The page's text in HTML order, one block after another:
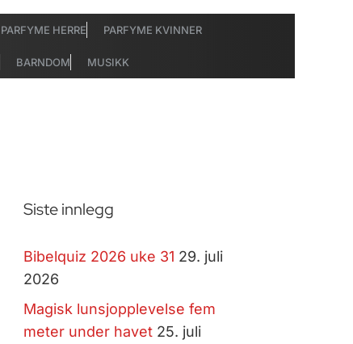
PARFYME HERRE PARFYME KVINNER
BARNDOM MUSIKK
Siste innlegg
Bibelquiz 2026 uke 31 29. juli
2026
Magisk lunsjopplevelse fem
meter under havet 25. juli